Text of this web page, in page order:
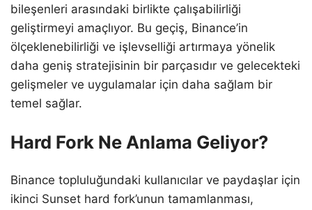
bileşenleri arasındaki birlikte çalışabilirliği
geliştirmeyi amaçlıyor. Bu geçiş, Binance’in
ölçeklenebilirliği ve işlevselliği artırmaya yönelik
daha geniş stratejisinin bir parçasıdır ve gelecekteki
gelişmeler ve uygulamalar için daha sağlam bir
temel sağlar.
Hard Fork Ne Anlama Geliyor?
Binance topluluğundaki kullanıcılar ve paydaşlar için
ikinci Sunset hard fork’unun tamamlanması,